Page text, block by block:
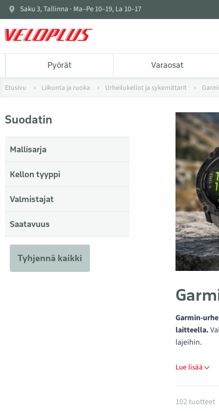
Saku 3, Tallinna · Ma–Pe 10–19, La 10–17
Pyörät Varaosat
Etusivu Liikunta ja ruoka Urheilukellot ja sykemittarit
Garmin-
laitteella.
lajeihin.
Lue lisää
Suodatin
Mallisarja
Kellon tyyppi
Valmistajat
Saatavuus
Tyhjennä kaikki
102 tuotteet